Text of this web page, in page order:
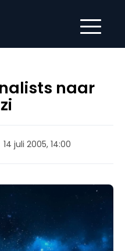
naar
14 juli 2005, 14:00